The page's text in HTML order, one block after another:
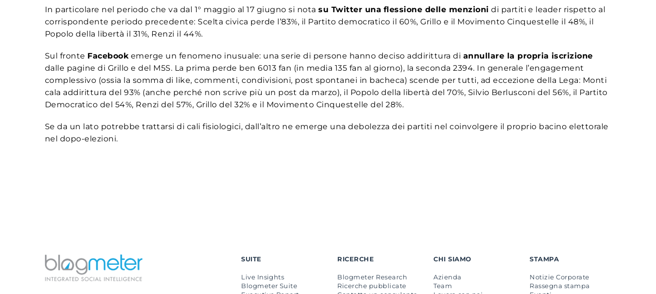
In particolare nel periodo che va dal 1° maggio al 17 giugno si notasu Twitter una flessione delle menzioni di partiti e leader rispetto al
corrispondente periodo precedente: Scelta civica perde l’83%, il Partito democratico il 60%, Grillo e il Movimento Cinquestelle il 48%, il
Popolo della libertà il 31%, Renzi il 44%.
Sul fronte Facebook emerge un fenomeno inusuale: una serie di persone hanno deciso addirittura di annullare la propria iscrizione
dalle pagine di Grillo e del M5S. La prima perde ben 6013 fan (in media 135 fan al giorno), la seconda 2394. In generale l’engagement
complessivo (ossia la somma di like, commenti, condivisioni, post spontanei in bacheca) scende per tutti, ad eccezione della Lega: Monti
cala addirittura del 93% (anche perché non scrive più un post da marzo), il Popolo della libertà del 70%, Silvio Berlusconi del 56%, il Partito
Democratico del 54%, Renzi del 57%, Grillo del 32% e il Movimento Cinquestelle del 28%.
Se da un lato potrebbe trattarsi di cali fisiologici, dall’altro ne emerge una debolezza dei partiti nel coinvolgere il proprio bacino elettorale
nel dopo-elezioni.
SUITE
Live Insights
Blogmeter Suite
RICERCHE
Blogmeter Research
Ricerche pubblicate
CHI SIAMO
Azienda
Team
STAMPA
Notizie Corporate
Rassegna stampa